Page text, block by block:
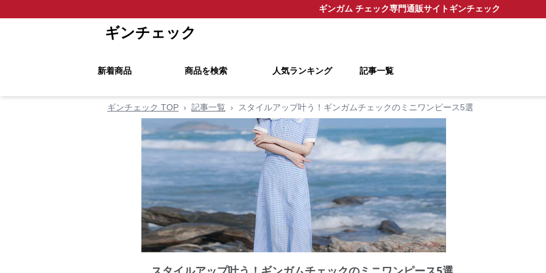
ギンガム チェック専門通販サイトギンチェック
ギンチェック
新着商品 商品を検索 人気ランキング 記事一覧
ギンチェック TOP › 記事一覧 › スタイルアップ叶う！ギンガムチェックのミニワンピース5選